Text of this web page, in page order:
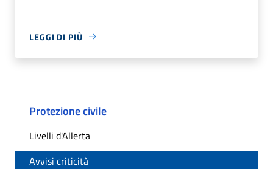
LEGGI DI PIÙ
Protezione civile
Livelli d'Allerta
Avvisi criticità